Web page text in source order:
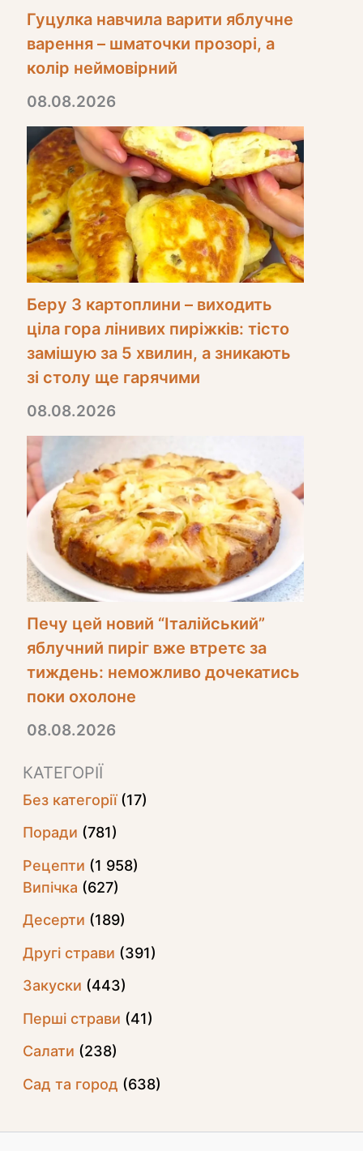
Гуцулка навчила варити яблучне
варення – шматочки прозорі, а
колір неймовірний
08.08.2026
Беру 3 картоплини – виходить
ціла гора лінивих пиріжків: тісто
замішую за 5 хвилин, а зникають
зі столу ще гарячими
08.08.2026
Печу цей новий “Італійський”
яблучний пиріг вже втретє за
тиждень: неможливо дочекатись
поки охолоне
08.08.2026
КАТЕГОРІЇ
Без категорії(17)
Поради (781)
Рецепти (1 958)
Випічка (627)
Десерти (189)
Другі страви (391)
Закуски (443)
Перші страви (41)
Салати (238)
Сад та город (638)